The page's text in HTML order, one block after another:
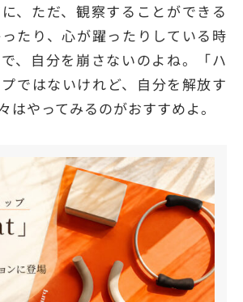
、ただ、観察することができる
たり、心が躍ったりしている時
、自分を崩さないのよね。「ハ
ではないけれど、自分を解放す
はやってみるのがおすすめよ。